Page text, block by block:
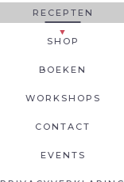
RECEPTEN
SHOP
BOEKEN
WORKSHOPS
CONTACT
EVENTS